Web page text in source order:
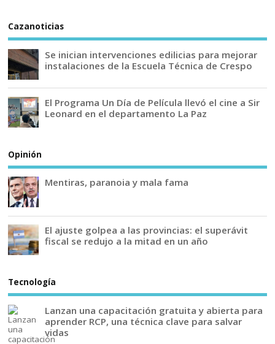
Cazanoticias
Se inician intervenciones edilicias para mejorar
instalaciones de la Escuela Técnica de Crespo
El Programa Un Día de Película llevó el cine a Sir
Leonard en el departamento La Paz
Opinión
Mentiras, paranoia y mala fama
El ajuste golpea a las provincias: el superávit
fiscal se redujo a la mitad en un año
Tecnología
Lanzan una capacitación gratuita y abierta para
aprender RCP, una técnica clave para salvar
vidas